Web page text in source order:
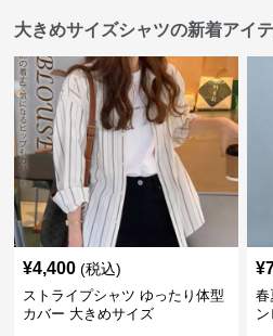
大きめサイズシャツの新着アイ
¥4,400 (税込)
ストライプシャツ ゆったり体型
カバー 大きめサイズ
¥
春